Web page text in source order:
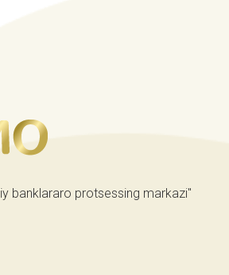
banklararo protsessing markazi"